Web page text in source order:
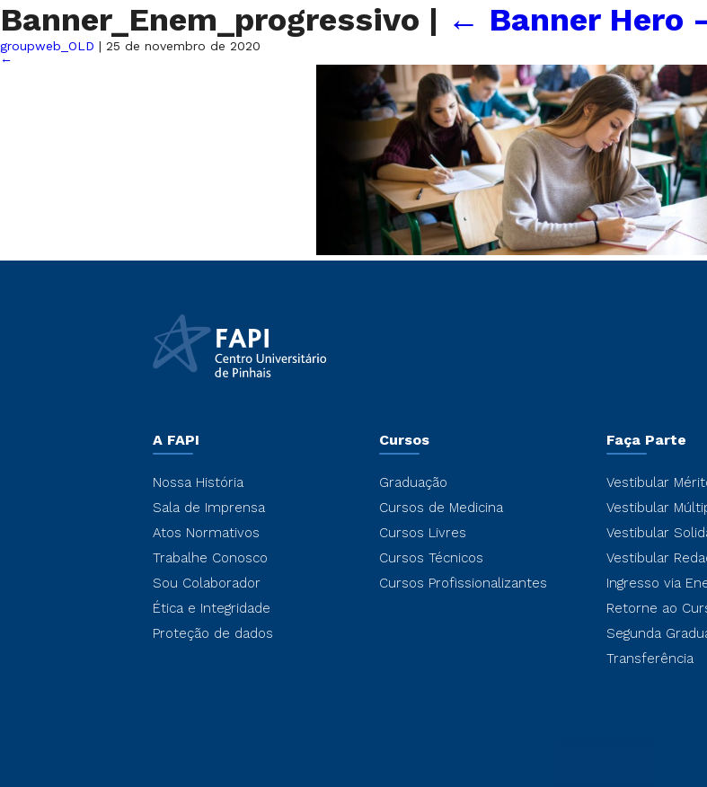
Banner_Enem_progressivo | ← Banner Hero
groupweb_OLD | 25 de novembro de 2020
←
A FAPI
Nossa História
Sala de Imprensa
Atos Normativos
Trabalhe Conosco
Sou Colaborador
Ética e Integridade
Proteção de dados
Cursos
Graduação
Cursos de Medicina
Cursos Livres
Cursos Técnicos
Cursos Profissionalizantes
Faça Parte
Vestibular
Vestibular
Vestibular
Vestibular
Ingresso via
Retorne ao
Segunda
Transferência